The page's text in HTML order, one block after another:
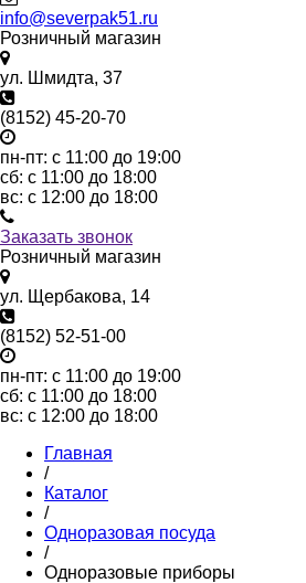
info@severpak51.ru
Розничный магазин
ул. Шмидта, 37
(8152) 45-20-70
пн-пт: с 11:00 до 19:00
сб: с 11:00 до 18:00
вс: с 12:00 до 18:00
Заказать звонок
Розничный магазин
ул. Щербакова, 14
(8152) 52-51-00
пн-пт: с 11:00 до 19:00
сб: с 11:00 до 18:00
вс: с 12:00 до 18:00
Главная
/
Каталог
/
Одноразовая посуда
/
Одноразовые приборы